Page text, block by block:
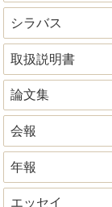
シラバス
取扱説明書
論文集
会報
年報
エッセイ